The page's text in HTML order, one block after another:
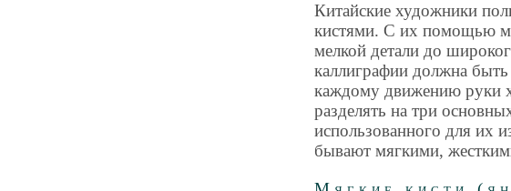
Китайские художники
кистями. С их помощью
мелкой детали до
каллиграфии должна
каждому движению руки
разделять на три
использованного для их
бывают мягкими,